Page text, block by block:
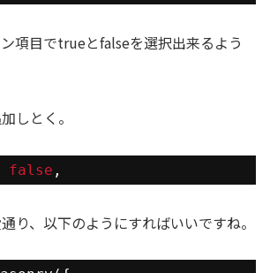
項目でtrueとfalseを選択出来るよう
しとく。
false ,
り、以下のようにすればいいですね。